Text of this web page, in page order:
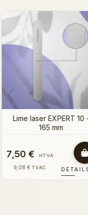
Recharge
Grain (50
3,50 € HTVA
4,24 € TVAC